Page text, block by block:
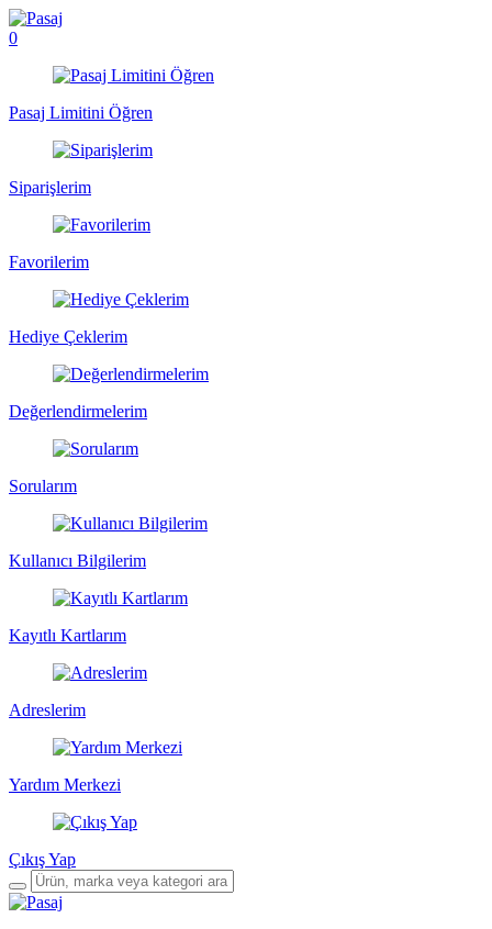
0
Pasaj Limitini Öğren
Siparişlerim
Favorilerim
Hediye Çeklerim
Değerlendirmelerim
Sorularım
Kullanıcı Bilgilerim
Kayıtlı Kartlarım
Adreslerim
Yardım Merkezi
Çıkış Yap